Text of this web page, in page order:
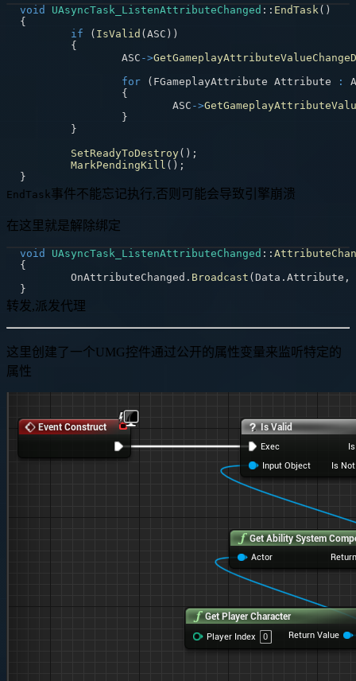
void UAsyncTask_ListenAttributeChanged :: EndTask( )
{
if
( IsValid ( ASC ) )
{
		ASC
->
for
( FGameplayAttribute Attribute :
{
			ASC
->
}
}
SetReadyToDestroy( ) ;
MarkPendingKill ( ) ;
}
EndTask事件不能忘记执行,否则可能会导致引擎崩溃
在这里就是解除绑定
void UAsyncTask_ListenAttributeChanged ::
{
	OnAttributeChanged
. Broadcast ( Data . Attribute ,
}
转发,派发代理
这里创建了一个UMG控件通过公开的属性变量来监听特定的
属性